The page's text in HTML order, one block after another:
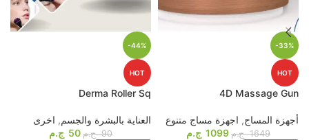
-33%
HOT
4D Massage Gun
أجهزة المساج, اجهزة مساج متنوع
1649 ج.م 1099 ج.م
-44%
HOT
Derma Roller Sq
العناية بالبشرة والجسم, اخرى
90 ج.م 50 ج.م